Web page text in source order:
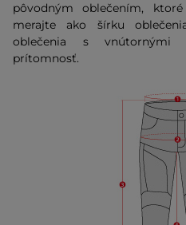
pôvodným oblečením,
merajte ako šírku
oblečenia s vnútornými
prítomnosť.